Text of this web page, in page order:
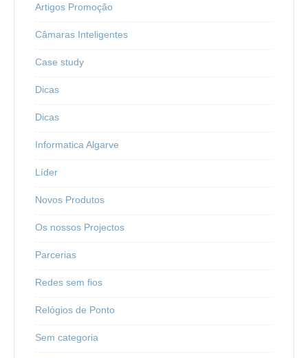
Artigos Promoção
Câmaras Inteligentes
Case study
Dicas
Dicas
Informatica Algarve
Líder
Novos Produtos
Os nossos Projectos
Parcerias
Redes sem fios
Relógios de Ponto
Sem categoria